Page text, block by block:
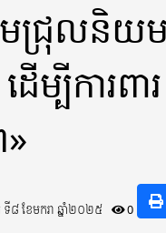
ជ្រុលនិយម
ើម្បីការពារ
ទី៨ ខែមករា ឆ្នាំ២០២៥ 0